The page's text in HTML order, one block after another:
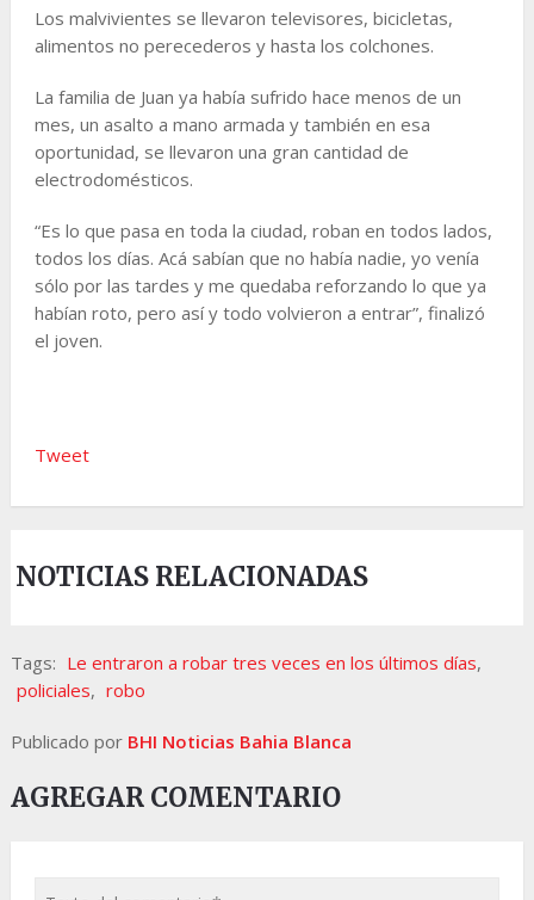
Los malvivientes se llevaron televisores, bicicletas,
alimentos no perecederos y hasta los colchones.
La familia de Juan ya había sufrido hace menos de un
mes, un asalto a mano armada y también en esa
oportunidad, se llevaron una gran cantidad de
electrodomésticos.
“Es lo que pasa en toda la ciudad, roban en todos lados,
todos los días. Acá sabían que no había nadie, yo venía
sólo por las tardes y me quedaba reforzando lo que ya
habían roto, pero así y todo volvieron a entrar”, finalizó
el joven.
Tweet
NOTICIAS RELACIONADAS
Tags: Le entraron a robar tres veces en los últimos días,
policiales, robo
Publicado por BHI Noticias Bahia Blanca
AGREGAR COMENTARIO